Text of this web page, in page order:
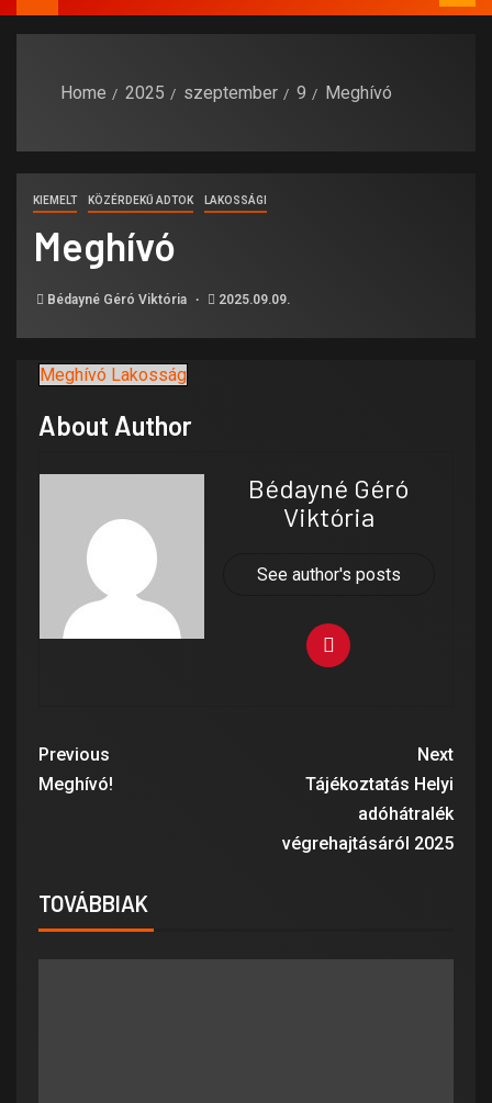
Home 2025 szeptember 9 Meghívó
KIEMELT KÖZÉRDEKŰ ADTOK LAKOSSÁGI
Meghívó
Bédayné Géró Viktória 2025.09.09.
Meghívó Lakosság
About Author
Bédayné Géró
Viktória
See author's posts
Previous
Meghívó!
Next
Tájékoztatás Helyi
adóhátralék
végrehajtásáról 2025
TOVÁBBIAK